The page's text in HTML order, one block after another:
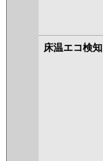
床温エコ検知